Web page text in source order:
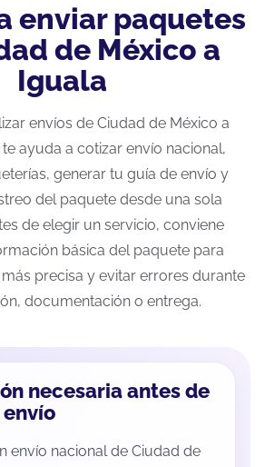
enviar paquetes
de México a
Iguala
envíos de Ciudad de México a
te ayuda a cotizar envío nacional,
generar tu guía de envío y
del paquete desde una sola
de elegir un servicio, conviene
básica del paquete para
precisa y evitar errores durante
documentación o entrega.
necesaria antes de
envío nacional de Ciudad de